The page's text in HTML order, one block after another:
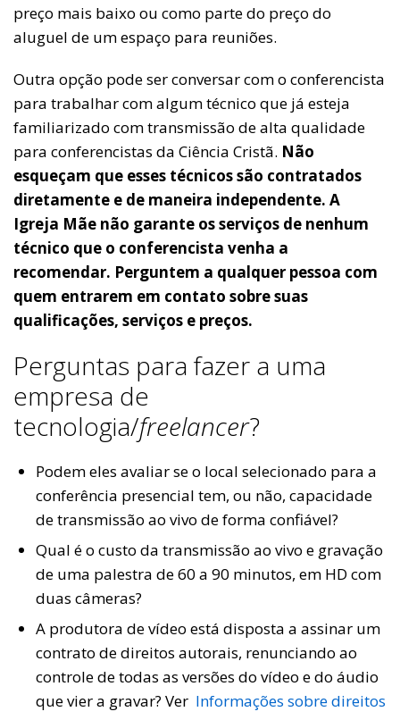
preço mais baixo ou como parte do preço do
aluguel de um espaço para reuniões.
Outra opção pode ser conversar com o conferencista
para trabalhar com algum técnico que já esteja
familiarizado com transmissão de alta qualidade
para conferencistas da Ciência Cristã. Não
esqueçam que esses técnicos são contratados
diretamente e de maneira independente. A
Igreja Mãe não garante os serviços de nenhum
técnico que o conferencista venha a
recomendar. Perguntem a qualquer pessoa com
quem entrarem em contato sobre suas
qualificações, serviços e preços.
Perguntas para fazer a uma
empresa de
tecnologia/freelancer?
Podem eles avaliar se o local selecionado para a
conferência presencial tem, ou não, capacidade
de transmissão ao vivo de forma confiável?
Qual é o custo da transmissão ao vivo e gravação
de uma palestra de 60 a 90 minutos, em HD com
duas câmeras?
A produtora de vídeo está disposta a assinar um
contrato de direitos autorais, renunciando ao
controle de todas as versões do vídeo e do áudio
que vier a gravar? Ver Informações sobre direitos